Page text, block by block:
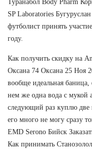
Туранабол Body Pharm
SP Laboratories
футболист принять
году.
Как получить скидку на
Оксана 74 Оксана 25 Ноя
вообще идеальная баница,
нем же одна вода с мукой
следующий раз куплю две
его много не могу сразу
EMD Serono Бийск
Как принимать